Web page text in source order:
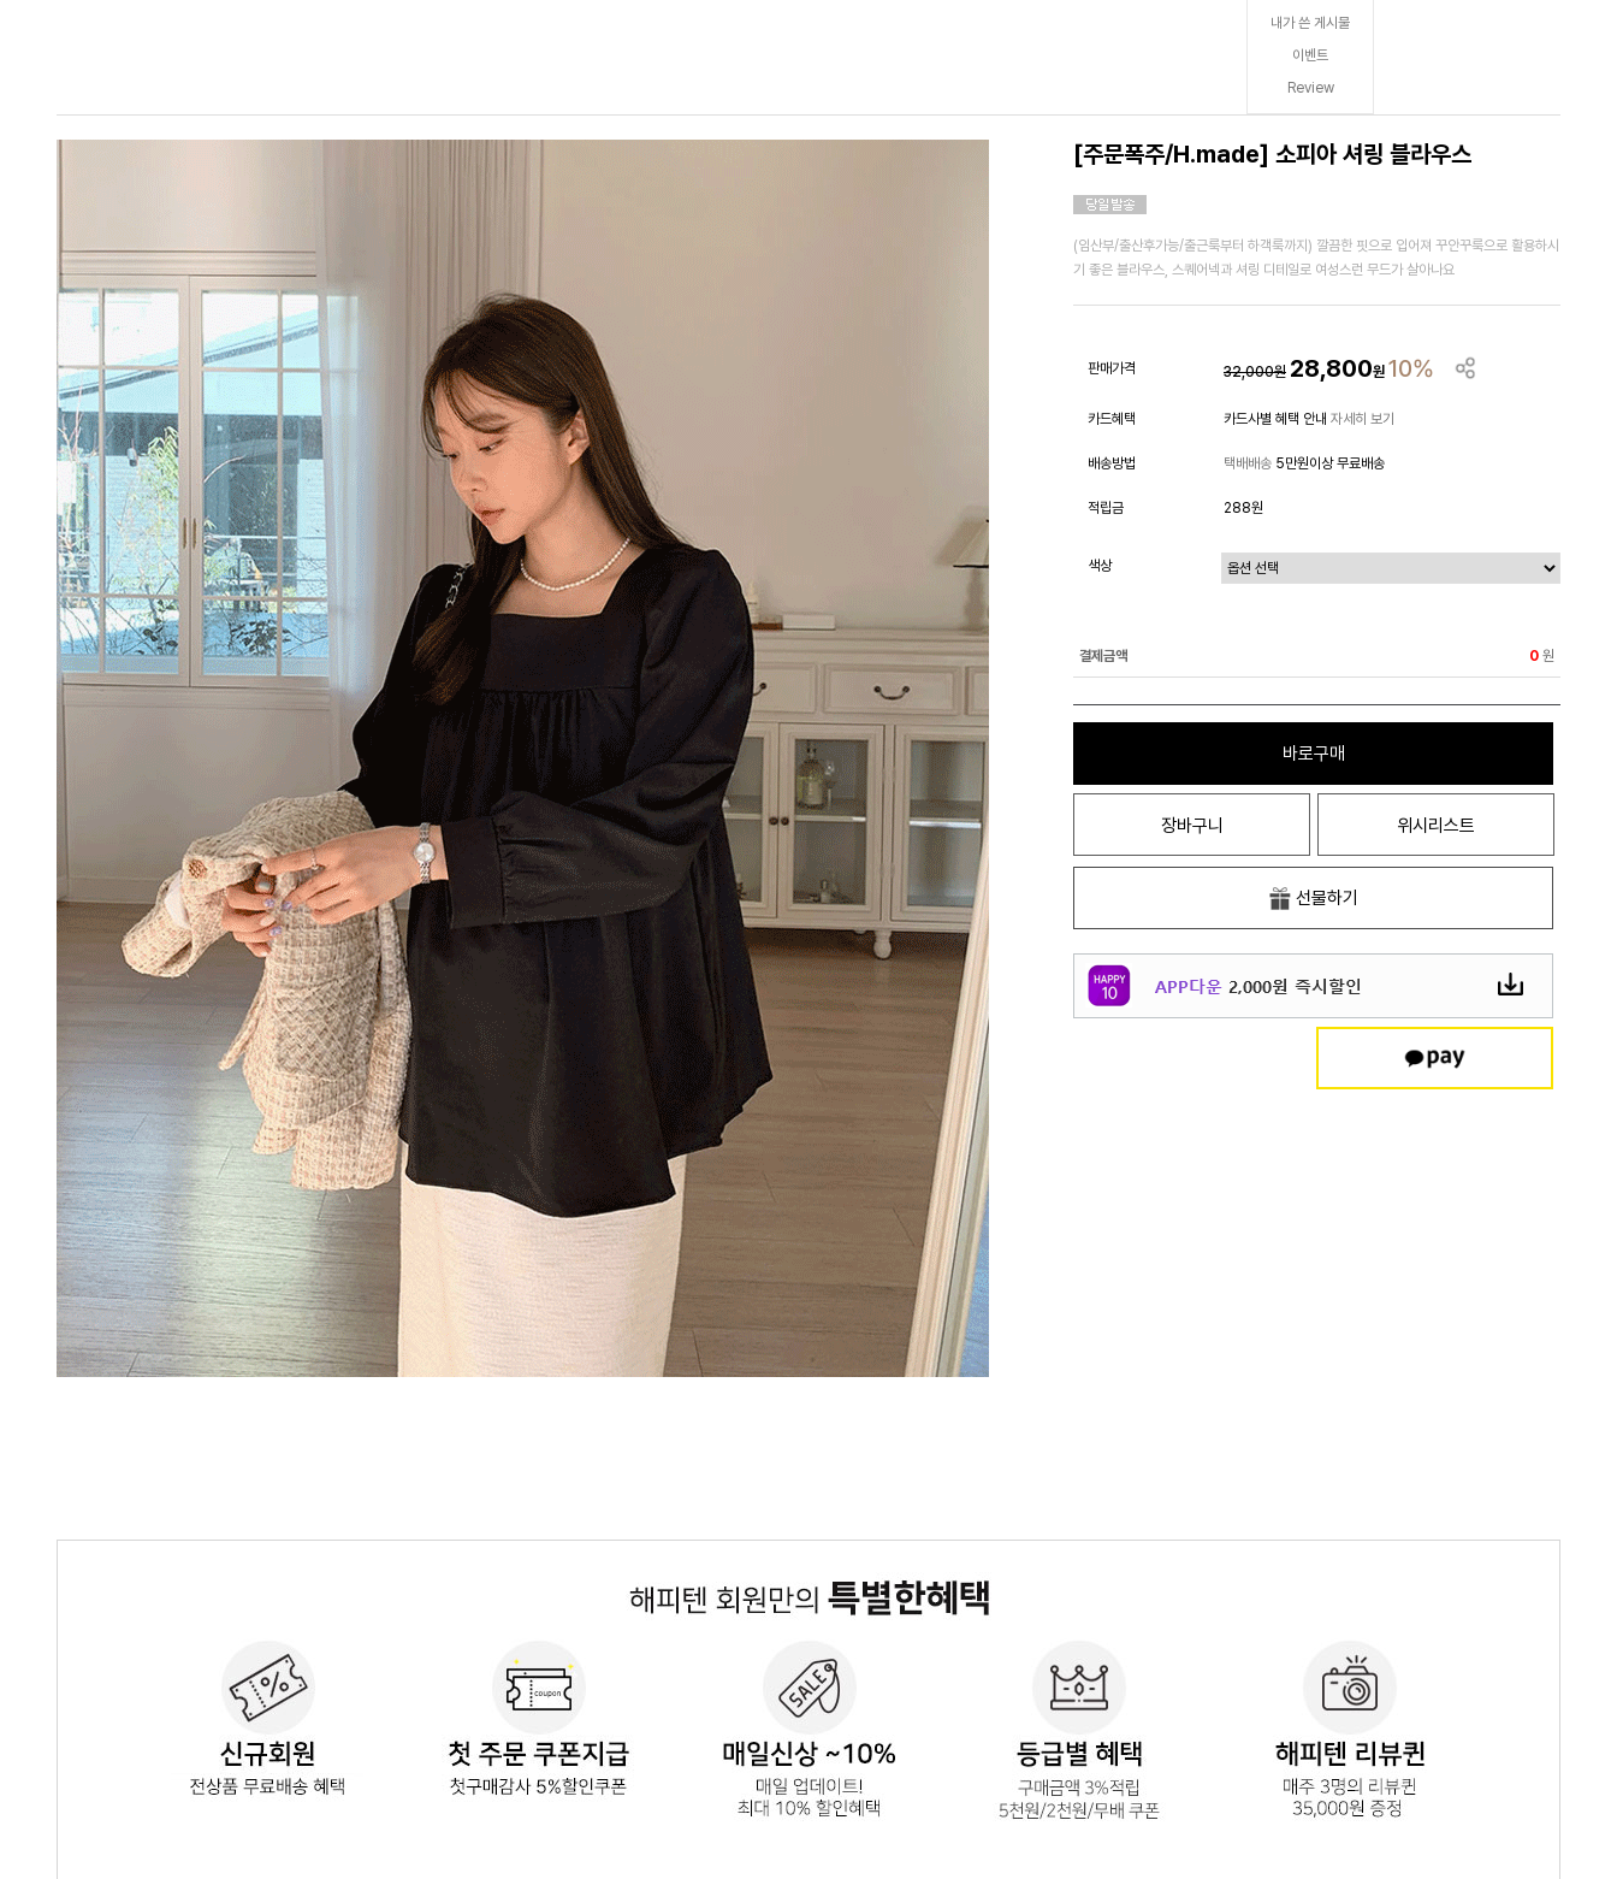
내가 쓴 게시물
이벤트
Review
[주문폭주/H.made] 소피아 셔링 블라우스
(임산부/출산후가능/출근룩부터 하객룩까지) 깔끔한 핏으로 입어져 꾸안꾸룩으로 활용하시
기 좋은 블라우스, 스퀘어넥과 셔링 디테일로 여성스런 무드가 살아나요
판매가격 32,000원 28,800원 10%
카드혜택 카드사별 혜택 안내 자세히 보기
배송방법 택배배송 5만원이상 무료배송
적립금 288원
색상
결제금액 0 원
바로구매
장바구니 위시리스트
선물하기